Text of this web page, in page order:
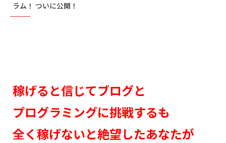
ラム！ ついに公開！
稼げると信じてブログと
プログラミングに挑戦するも
全く稼げないと絶望したあなたが